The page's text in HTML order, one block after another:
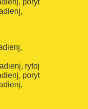
rytoj
poryt